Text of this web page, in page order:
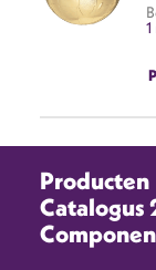
Producten
Catalogus